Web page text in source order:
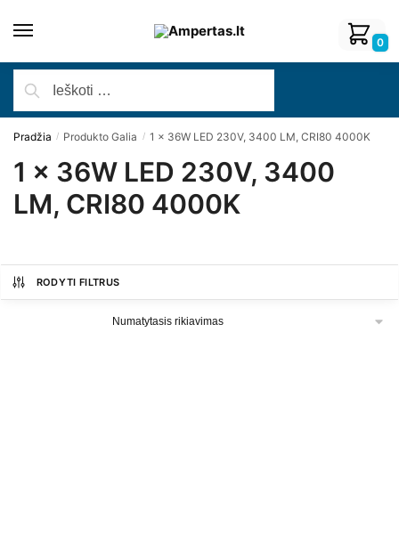
0
Pradžia / Produkto Galia / 1 x 36W LED 230V, 3400 LM, CRI80 4000K
1 x 36W LED 230V, 3400
LM, CRI80 4000K
RODYTI FILTRUS